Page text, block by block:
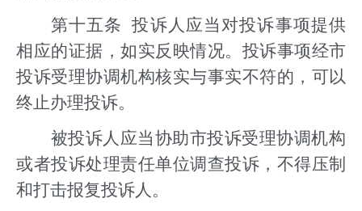
第十五条 投诉人应当对投诉事项提供
相应的证据，如实反映情况。投诉事项经市
投诉受理协调机构核实与事实不符的，可以
终止办理投诉。
被投诉人应当协助市投诉受理协调机构
或者投诉处理责任单位调查投诉，不得压制
和打击报复投诉人。